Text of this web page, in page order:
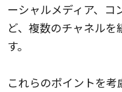
ーシャルメディア、コ
ど、複数のチャネル
す。
これらのポイントを